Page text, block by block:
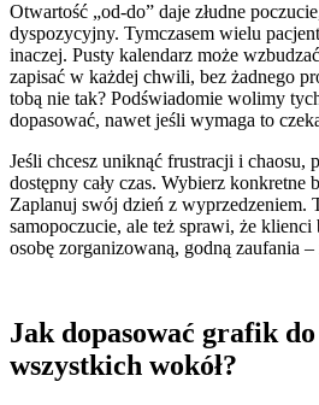
Otwartość „od-do” daje złudne
dyspozycyjny. Tymczasem wielu
inaczej. Pusty kalendarz może
zapisać w każdej chwili, bez żadnego
tobą nie tak? Podświadomie wolimy
dopasować, nawet jeśli wymaga to
Jeśli chcesz uniknąć frustracji i chaosu,
dostępny cały czas. Wybierz
Zaplanuj swój dzień z wyprzedzeniem.
samopoczucie, ale też sprawi, że klienci
osobę zorganizowaną, godną zaufania
Jak dopasować grafik
wszystkich wokół?